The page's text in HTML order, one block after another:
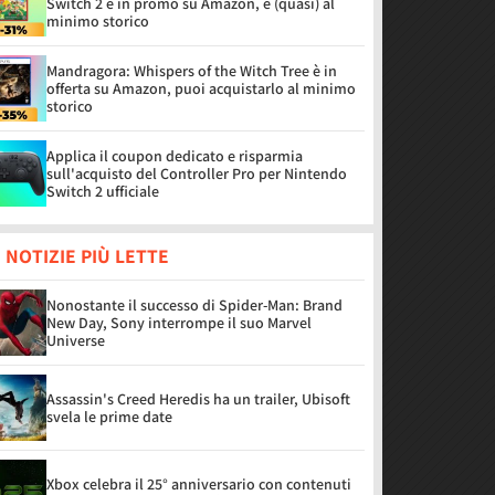
minimo storico
Mandragora: Whispers of the Witch Tree è in
offerta su Amazon, puoi acquistarlo al minimo
storico
Applica il coupon dedicato e risparmia
sull'acquisto del Controller Pro per Nintendo
Switch 2 ufficiale
NOTIZIE PIÙ LETTE
Nonostante il successo di Spider-Man: Brand
New Day, Sony interrompe il suo Marvel
Universe
Assassin's Creed Heredis ha un trailer, Ubisoft
svela le prime date
Xbox celebra il 25° anniversario con contenuti